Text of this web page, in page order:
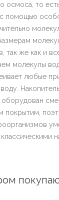
осмоса, то
помощью
так же как и
молекулы
любые
оборудован
покрытим,